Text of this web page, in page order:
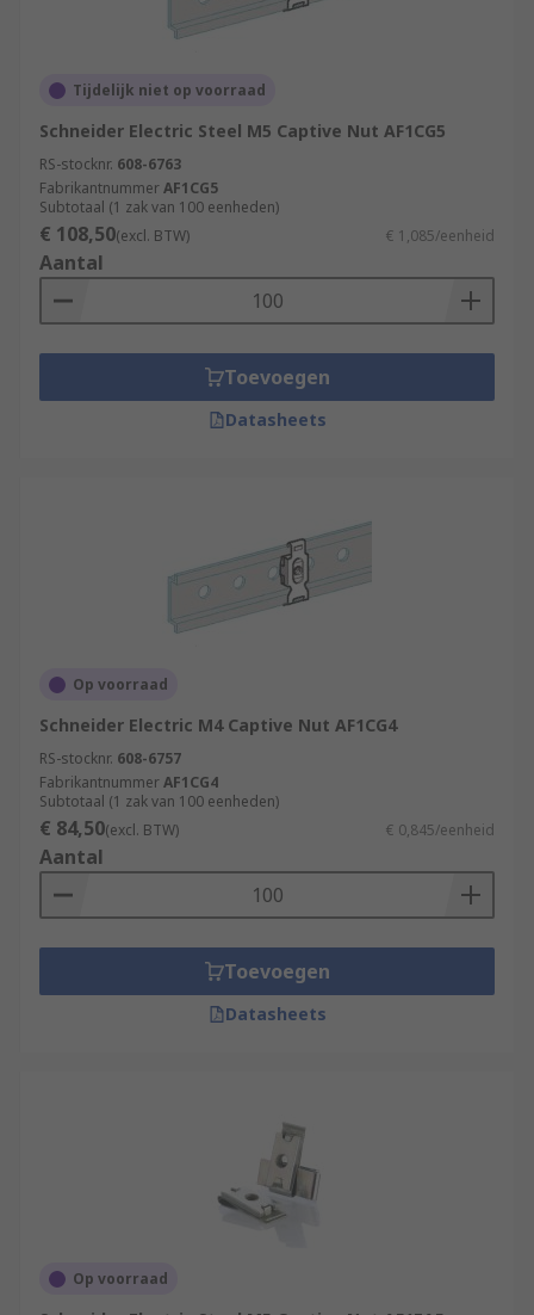
Tijdelijk niet op voorraad
Schneider Electric Steel M5 Captive Nut AF1CG5
RS-stocknr. 608-6763
FabrikantnummerAF1CG5
Subtotaal (1 zak van 100 eenheden)
€ 108,50(excl. BTW) € 1,085/eenheid
Aantal
Toevoegen
Datasheets
Op voorraad
Schneider Electric M4 Captive Nut AF1CG4
RS-stocknr. 608-6757
FabrikantnummerAF1CG4
Subtotaal (1 zak van 100 eenheden)
€ 84,50(excl. BTW) € 0,845/eenheid
Aantal
Toevoegen
Datasheets
Op voorraad